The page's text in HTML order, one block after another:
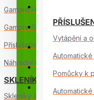
Zahradní
Zavlažovací
Vytápění a
Pomůcky k
Gampre Hybrid
Gampre Sanus Glass
Příslušenství skleníků
Náhradní díly
SKLENÍKY AGROSFÉRA
Skleníky ze skla